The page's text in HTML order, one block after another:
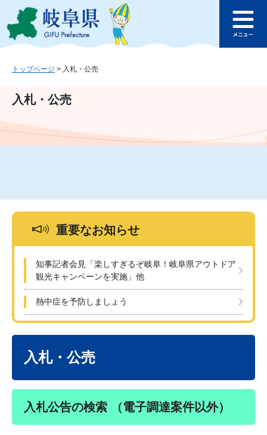
ジ
ュ
文
このページの本文へ
ュ
トップページ > 入札・公売
入札・公売
重要なお知らせ
知事記者会見「楽しすぎるぞ岐阜！岐阜県アウトドア
観光キャンペーンを実施」他
熱中症を予防しましょう
入札・公売
入札公告の検索 （電子調達案件以外）